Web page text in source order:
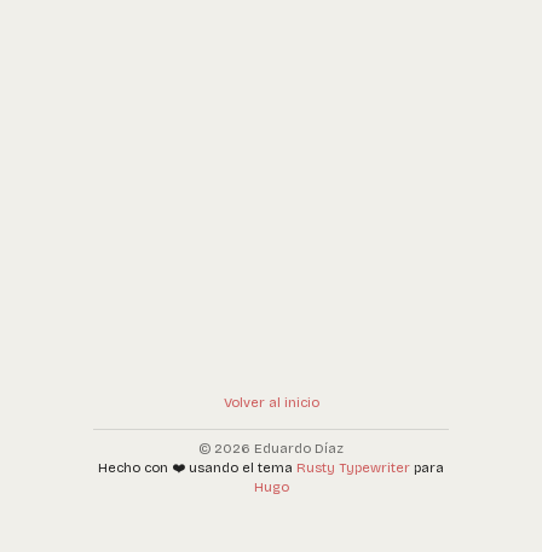
Volver al inicio
© 2026 Eduardo Díaz
Hecho con ❤️ usando el tema Rusty Typewriter para
Hugo